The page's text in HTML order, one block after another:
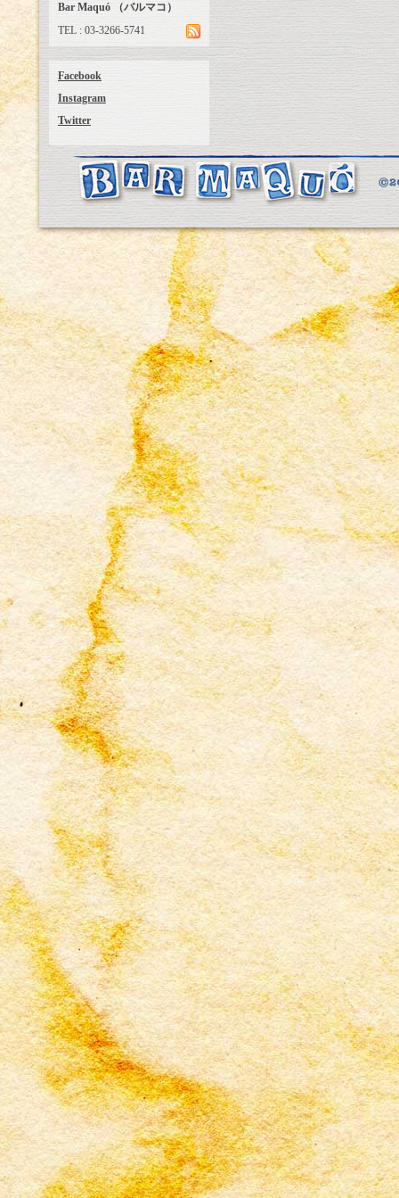
Bar Maquó （バルマコ）
TEL : 03-3266-5741
Facebook
Instagram
Twitter